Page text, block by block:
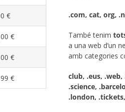
€
€
€
€
.com, cat, org,
També tenim
a una web d’un
amb categories
club, .eus,
.science,
.london,